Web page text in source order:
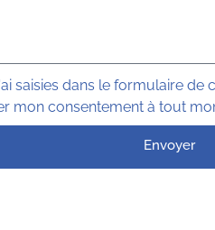
saisies dans le formulaire
mon consentement à tout
Envoyer